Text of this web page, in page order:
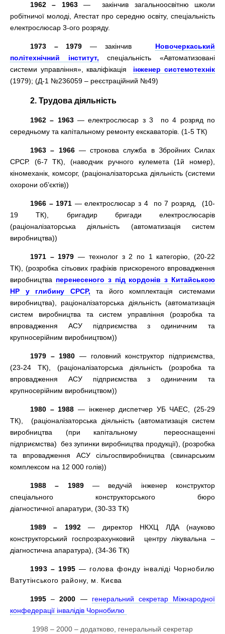
1962 – 1963— закінчив загальноосвітню школи
робітничої молоді, Атестат про середню освіту, спеціальність
електрослюсар 3-ого розряду.
1973 – 1979— закінчив
Новочеркаський
політехнічний інститут,
спеціальність «Автоматизовані
системи управління», кваліфікація
інженер системотехнік
(1979); (Д-1 №236059 – реєстраційний №49)
2. Трудова діяльність
1962 – 1963— електрослюсар з 3 по 4 розряд по
середньому та капітальному ремонту екскаваторів. (1-5 ТК)
1963 – 1966— строкова служба в Збройних Силах
СРСР. (6-7 ТК), (наводчик ручного кулемета (1й номер),
кіномеханік, комсорг, (раціоналізаторська діяльність (системи
охорони об’єктів))
1966 – 1971 — електрослюсар з 4 по 7 розряд, (10-
19 ТК), бригадир бригади електрослюсарів
(раціоналізаторська діяльність (автоматизація систем
виробництва))
1971 – 1979 — технолог з 2 по 1 категорію, (20-22
ТК), (розробка сітьових графіків прискореного впровадження
виробництва перенесеного з під кордонів з Китайською
НР у глибину СРСР,
та його комплектація системами
виробництва), раціоналізаторська діяльність (автоматизація
систем виробництва та систем управління (розробка та
впровадження АСУ підприємства з одиничним та
крупносерійним виробництвом))
1979 – 1980 — головний конструктор підприємства,
(23-24 ТК), (раціоналізаторська діяльність (розробка та
впровадження АСУ підприємства з одиничним та
крупносерійним виробництвом))
1980 – 1988 — інженер диспетчер УБ ЧАЕС, (25-29
ТК), (раціоналізаторська діяльність (автоматизація систем
виробництва (при капітальному переоснащенні
підприємства) без зупинки виробництва продукції), (розробка
та впровадження АСУ сільгоспвиробництва (свинарським
комплексом на 12 000 голів))
1988 – 1989— ведучій інженер конструктор
спеціального конструкторського бюро
діагностичної апаратури, (30-33 ТК)
1989 – 1992— директор НКХЦ ЛДА (науково
конструкторський госпрозрахунковий центру лікувальна –
діагностична апаратура), (34-36 ТК)
1993– 1995— голова фонду інваліді Чорнобилю
Ватутінського району, м. Києва
1995– 2000 — генеральний секретар Міжнародної
конфедерації інвалідів Чорнобилю
1998 – 2000 – додатково, генеральный секретар